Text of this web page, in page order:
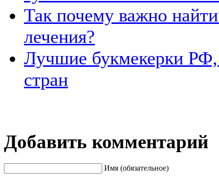
Так почему важно
лечения?
Лучшие букмекерки
стран
Добавить комментарий
Имя (обязательное)